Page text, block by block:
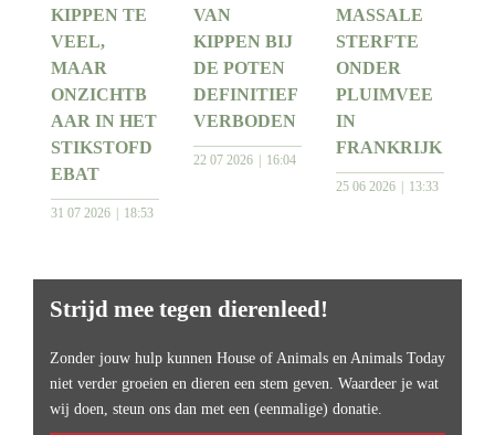
KIPPEN TE
VEEL,
MAAR
ONZICHTB
AAR IN HET
STIKSTOFD
EBAT
31 07 2026 18:53
VAN
KIPPEN BIJ
DE POTEN
DEFINITIEF
VERBODEN
22 07 2026 16:04
MASSALE
STERFTE
ONDER
PLUIMVEE
IN
FRANKRIJK
25 06 2026 13:33
Strijd mee tegen dierenleed!
Zonder jouw hulp kunnen House of Animals en Animals Today
niet verder groeien en dieren een stem geven. Waardeer je wat
wij doen, steun ons dan met een (eenmalige) donatie.